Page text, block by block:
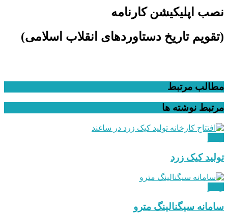
نصب اپلیکیشن کارنامه
(تقویم تاریخ دستاوردهای انقلاب اسلامی​)
مطالب مرتبط
مرتبط نوشته ها
تولید کیک زرد
سامانه سیگنالینگ مترو